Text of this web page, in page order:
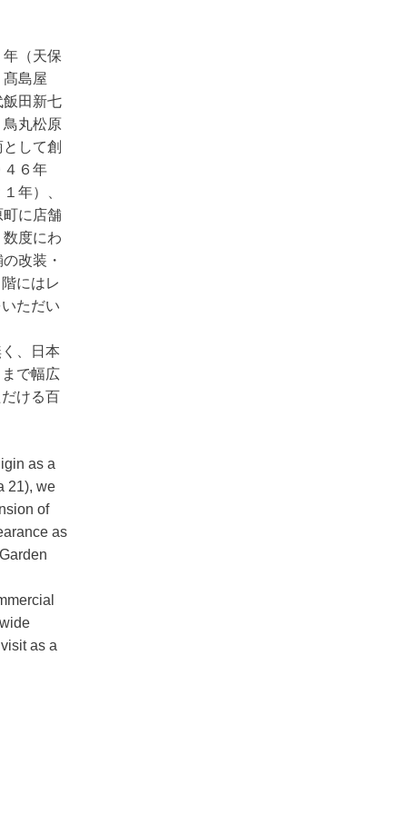
年（天保
髙島屋
飯田新七
鳥丸松原
して創
４６年
１年）、
町に店舗
数度にわ
改装・
にはレ
ただい
、日本
で幅広
ける百
as a
21), we
of
as
as a